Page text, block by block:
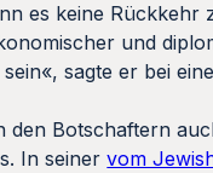
es keine Rückkehr
und
sagte er bei
den Botschaftern
In seinervom